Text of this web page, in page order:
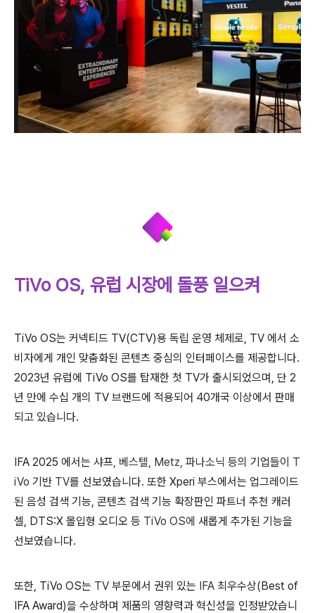
TiVo OS, 유럽 시장에 돌풍 일으켜
TiVo OS는 커넥티드 TV(CTV)용 독립 운영 체제로, TV 에서 소
비자에게 개인 맞춤화된 콘텐츠 중심의 인터페이스를 제공합니다.
2023년 유럽에 TiVo OS를 탑재한 첫 TV가 출시되었으며, 단 2
년 만에 수십 개의 TV 브랜드에 적용되어 40개국 이상에서 판매
되고 있습니다.
IFA 2025 에서는 샤프, 베스텔, Metz, 파나소닉 등의 기업들이 T
iVo 기반 TV를 선보였습니다. 또한 Xperi 부스에서는 업그레이드
된 음성 검색 기능, 콘텐츠 검색 기능 확장판인 파트너 추천 캐러
셀, DTS:X 몰입형 오디오 등 TiVo OS에 새롭게 추가된 기능을
선보였습니다.
또한, TiVo OS는 TV 부문에서 권위 있는 IFA 최우수상(Best of
IFA Award)을 수상하며 제품의 영향력과 혁신성을 인정받았습니